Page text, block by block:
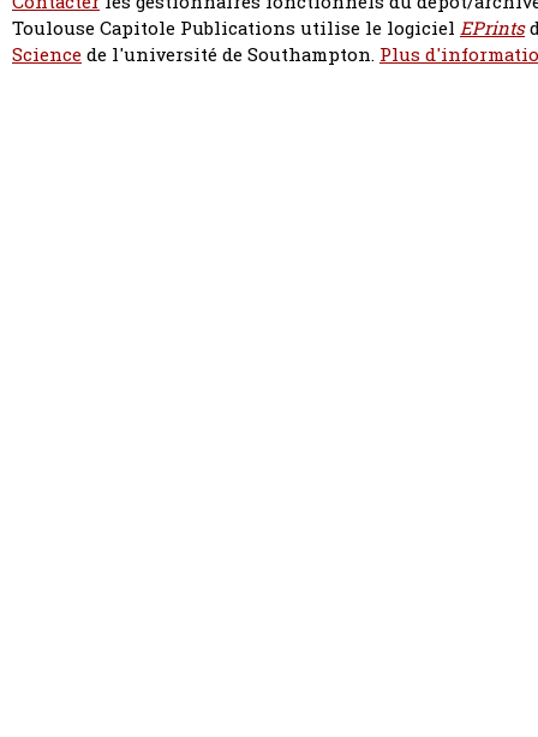
Toulouse Capitole Publications utilise le logiciel EPrints
Sciencede l'université de Southampton. Plus